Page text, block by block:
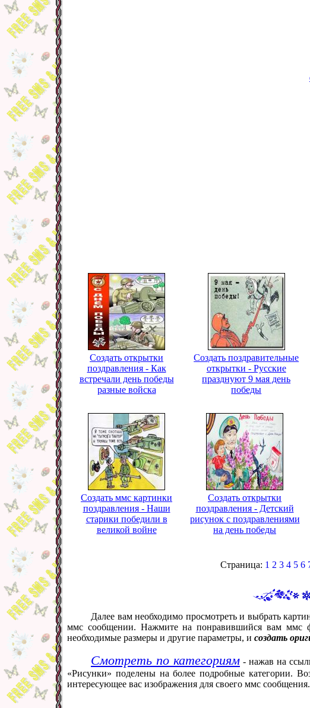
Создать открытки
поздравления - Как
встречали день победы
разные войска
Создать поздравительные
открытки - Русские
празднуют 9 мая день
победы
Создать ммс картинки
поздравления - Наши
старики победили в
великой войне
Создать открытки
поздравления - Детский
рисунок с поздравлениями
на день победы
Страница: 1 2 3 4 5 6
Далее вам необходимо просмотреть и выбрать
ммс сообщении. Нажмите на понравившийся вам ммс
необходимые размеры и другие параметры, и создать
Смотреть по категориям - нажав на
«Рисунки» поделены на более подробные категории.
интересующее вас изображения для своего ммс сообщения.